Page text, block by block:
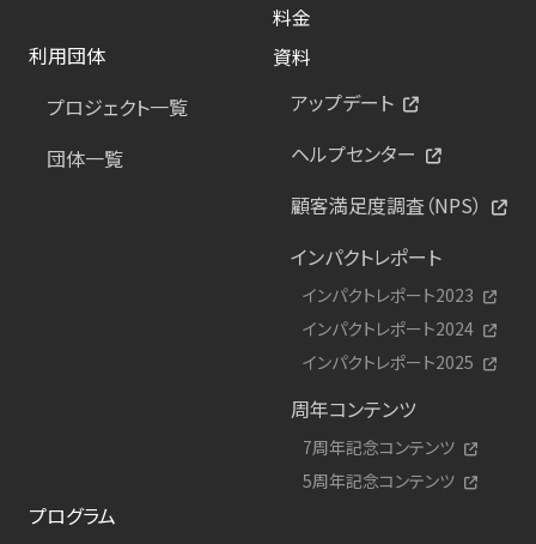
料金
利用団体
プロジェクト一覧
団体一覧
資料
アップデート
ヘルプセンター
顧客満足度調査（NPS）
インパクトレポート
インパクトレポート2023
インパクトレポート2024
インパクトレポート2025
周年コンテンツ
7周年記念コンテンツ
5周年記念コンテンツ
プログラム